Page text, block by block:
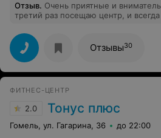
Отзыв. Очень приятные и
третий раз посещаю центр, и
Отзывы30
ФИТНЕС-ЦЕНТР
2.0 Тонус плюс
Гомель, ул. Гагарина, 36 до 22:00